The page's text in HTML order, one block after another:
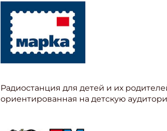
Радиостанция для детей и их
ориентированная на детскую